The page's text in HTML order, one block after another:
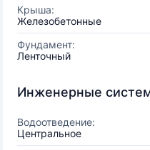
Крыша:
Железобетонные
Фундамент:
Ленточный
Инженерные
Водоотведение:
Центральное